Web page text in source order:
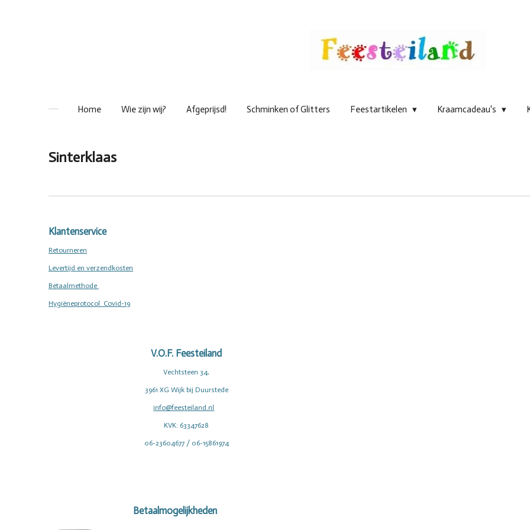
Home Wie zijn wij? Afgeprijsd! Schminken of Glitters Feestartikelen Kraamcadeau's
Sinterklaas
Klantenservice
Retourneren
Levertijd en verzendkosten
Betaalmethode
Hygiëneprotocol Covid-19
V.O.F. Feesteiland
Vechtsteen 34,
3961 XG Wijk bij Duurstede
info@feesteiland.nl
KVK: 63347628
06-23604677 / 06-15861974
Betaalmogelijkheden